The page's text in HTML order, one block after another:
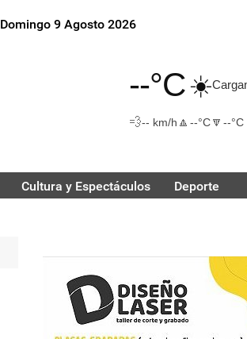
Domingo 9 Agosto 2026
--°C☀️
💨-- km/h 🔼 --°C🔽 --°C
Cultura y Espectáculos Deporte